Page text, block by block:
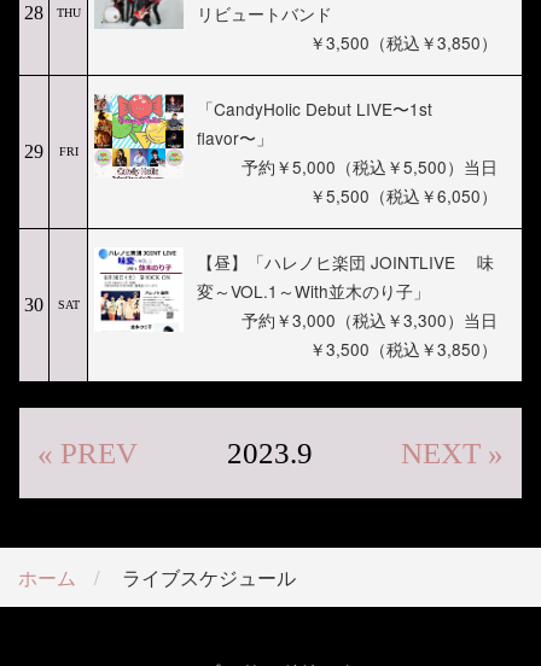
28 THU
リビュートバンド
￥3,500（税込￥3,850）
29 FRI
「CandyHolic Debut LIVE〜1st
flavor〜」
予約￥5,000（税込￥5,500）当日
￥5,500（税込￥6,050）
30 SAT
【昼】「ハレノヒ楽団 JOINTLIVE 味
変～VOL.1～With並木のり子」
予約￥3,000（税込￥3,300）当日
￥3,500（税込￥3,850）
« PREV 2023.9 NEXT »
ホーム ライブスケジュール